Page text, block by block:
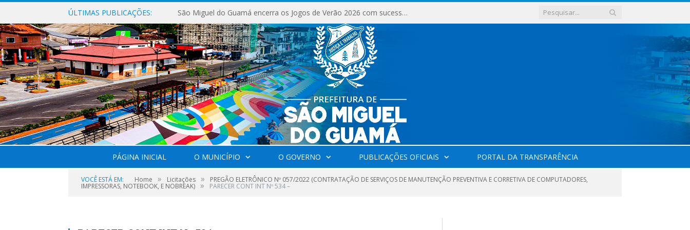
ÚLTIMAS PUBLICAÇÕES: São Miguel do Guamá encerra os Jogos de Verão 2026 com sucesso de público e competições.
PÁGINA INICIAL O MUNICÍPIO O GOVERNO PUBLICAÇÕES OFICIAIS PORTAL DA TRANSPARÊNCIA
VOCÊ ESTÁ EM: Home » Licitações » PREGÃO ELETRÔNICO Nº 057/2022 (CONTRATAÇÃO DE SERVIÇOS DE MANUTENÇÃO PREVENTIVA E CORRETIVA DE COMPUTADORES,
IMPRESSORAS, NOTEBOOK, E NOBREAK) » PARECER CONT INT Nº 534 –